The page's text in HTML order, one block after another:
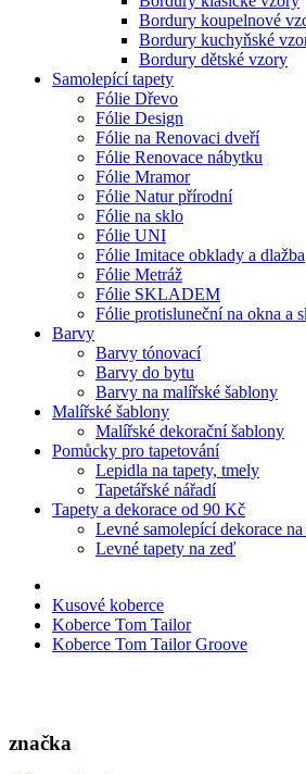
Bordury koupelnové
Bordury kuchyňské
Bordury dětské vzory
Samolepící tapety
Fólie Dřevo
Fólie Design
Fólie na Renovaci dveří
Fólie Renovace nábytku
Fólie Mramor
Fólie Natur přírodní
Fólie na sklo
Fólie UNI
Fólie Imitace obklady a dlažba
Fólie Metráž
Fólie SKLADEM
Fólie protisluneční na okna a
Barvy
Barvy tónovací
Barvy do bytu
Barvy na malířské šablony
Malířské šablony
Malířské dekorační šablony
Pomůcky pro tapetování
Lepidla na tapety, tmely
Tapetářské nářadí
Tapety a dekorace od 90 Kč
Levné samolepící dekorace
Levné tapety na zeď
Kusové koberce
Koberce Tom Tailor
Koberce Tom Tailor Groove
značka